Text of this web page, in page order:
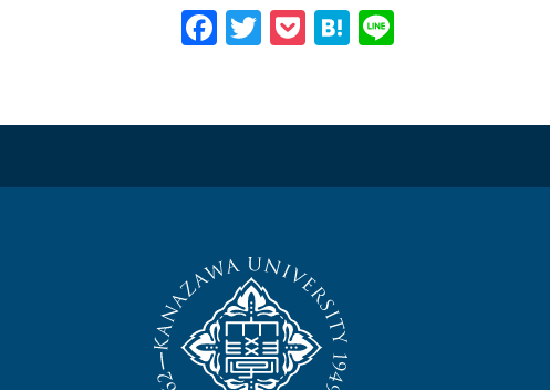
Facebook
Twitter
PocketHatena